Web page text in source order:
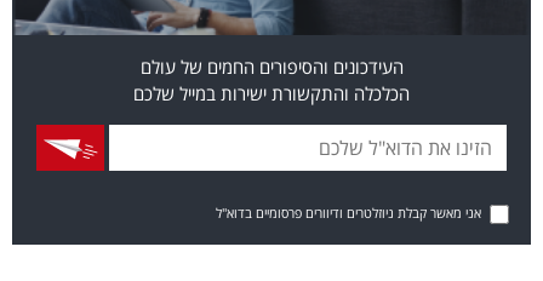
העידכונים והסיפורים החמים של עולם
הכלכלה והתקשורת ישירות במייל שלכם
אני מאשר קבלת ניוזלטרים ודיוורים פרסומיים בדוא"ל